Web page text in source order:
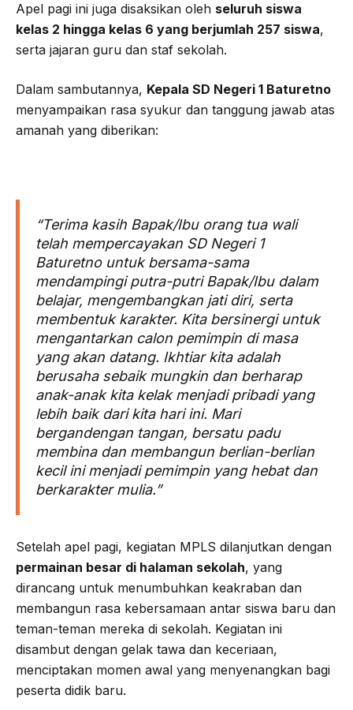
Apel pagi ini juga disaksikan oleh seluruh siswa
kelas 2 hingga kelas 6 yang berjumlah 257 siswa,
serta jajaran guru dan staf sekolah.
Dalam sambutannya, Kepala SD Negeri 1 Baturetno
menyampaikan rasa syukur dan tanggung jawab atas
amanah yang diberikan:
“Terima kasih Bapak/Ibu orang tua wali
telah mempercayakan SD Negeri 1
Baturetno untuk bersama-sama
mendampingi putra-putri Bapak/Ibu dalam
belajar, mengembangkan jati diri, serta
membentuk karakter. Kita bersinergi untuk
mengantarkan calon pemimpin di masa
yang akan datang. Ikhtiar kita adalah
berusaha sebaik mungkin dan berharap
anak-anak kita kelak menjadi pribadi yang
lebih baik dari kita hari ini. Mari
bergandengan tangan, bersatu padu
membina dan membangun berlian-berlian
kecil ini menjadi pemimpin yang hebat dan
berkarakter mulia.”
Setelah apel pagi, kegiatan MPLS dilanjutkan dengan
permainan besar di halaman sekolah, yang
dirancang untuk menumbuhkan keakraban dan
membangun rasa kebersamaan antar siswa baru dan
teman-teman mereka di sekolah. Kegiatan ini
disambut dengan gelak tawa dan keceriaan,
menciptakan momen awal yang menyenangkan bagi
peserta didik baru.